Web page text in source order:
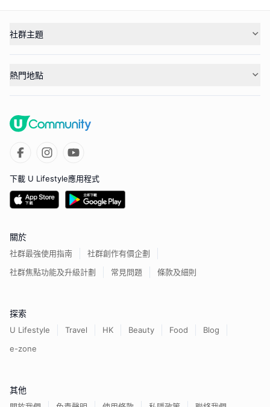
社群主題
熱門地點
下載 U Lifestyle應用程式
關於
社群最強使用指南
社群創作有價企劃
社群焦點功能及升級計劃
常見問題 條款及細則
探索
U Lifestyle Travel HK Beauty Food
Blog
e-zone
其他